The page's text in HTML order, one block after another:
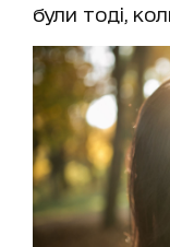
були тоді,